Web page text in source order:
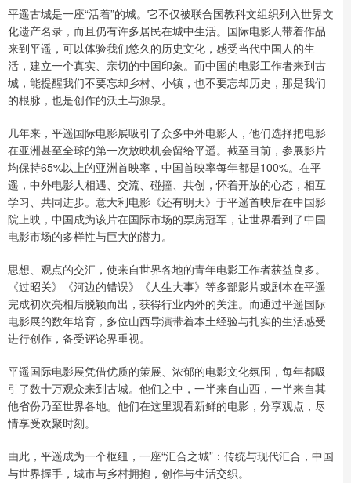
平遥古城是一座“活着”的城。它不仅被联合国教科文组织列入世界文
化遗产名录，而且仍有许多居民在城中生活。国际电影人带着作品
来到平遥，可以体验我们悠久的历史文化，感受当代中国人的生
活，建立一个真实、亲切的中国印象。而中国的电影工作者来到古
城，能提醒我们不要忘却乡村、小镇，也不要忘却历史，那是我们
的根脉，也是创作的沃土与源泉。
几年来，平遥国际电影展吸引了众多中外电影人，他们选择把电影
在亚洲甚至全球的第一次放映机会留给平遥。截至目前，参展影片
均保持65%以上的亚洲首映率，中国首映率每年都是100%。在平
遥，中外电影人相遇、交流、碰撞、共创，怀着开放的心态，相互
学习、共同进步。意大利电影《还有明天》于平遥首映后在中国影
院上映，中国成为该片在国际市场的票房冠军，让世界看到了中国
电影市场的多样性与巨大的潜力。
思想、观点的交汇，使来自世界各地的青年电影工作者获益良多。
《过昭关》《河边的错误》《人生大事》等多部影片或剧本在平遥
完成初次亮相后脱颖而出，获得行业内外的关注。而通过平遥国际
电影展的数年培育，多位山西导演带着本土经验与扎实的生活感受
进行创作，备受评论界重视。
平遥国际电影展凭借优质的策展、浓郁的电影文化氛围，每年都吸
引了数十万观众来到古城。他们之中，一半来自山西，一半来自其
他省份乃至世界各地。他们在这里观看新鲜的电影，分享观点，尽
情享受欢聚时刻。
由此，平遥成为一个枢纽，一座“汇合之城”：传统与现代汇合，中国
与世界握手，城市与乡村拥抱，创作与生活交织。